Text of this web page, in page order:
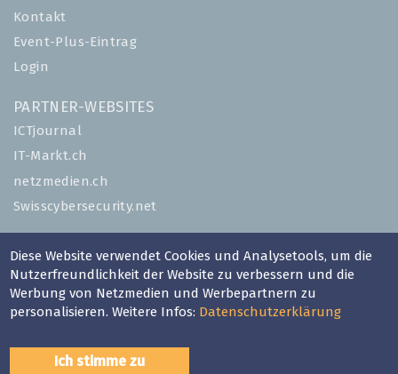
Kontakt
Event-Plus-Eintrag
Login
PARTNER-WEBSITES
ICTjournal
IT-Markt.ch
netzmedien.ch
Swisscybersecurity.net
© NETZMEDIEN AG 2026
Impressum
AGB
Nutzungsbestimmungen
Datenschutzerklärung
Diese Website verwendet Cookies und Analysetools, um die
Nutzerfreundlichkeit der Website zu verbessern und die
Werbung von Netzmedien und Werbepartnern zu
personalisieren. Weitere Infos: Datenschutzerklärung
Ich stimme zu